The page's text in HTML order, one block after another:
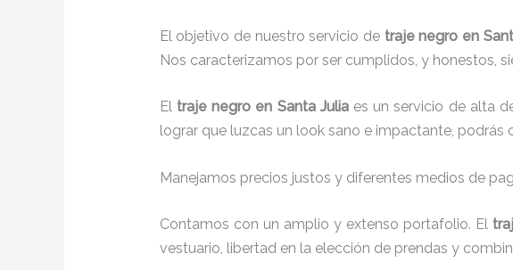
El objetivo de nuestro servicio de traje negro en
Nos caracterizamos por ser cumplidos, y honestos,
El traje negro en Santa Julia es un servicio de alta
lograr que luzcas un look sano e impactante,
Manejamos precios justos y diferentes medios de
Contamos con un amplio y extenso portafolio. El
vestuario, libertad en la elección de prendas y